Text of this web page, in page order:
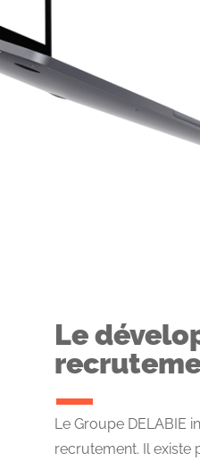
Le
Le Groupe DELABIE
recrutement. Il existe